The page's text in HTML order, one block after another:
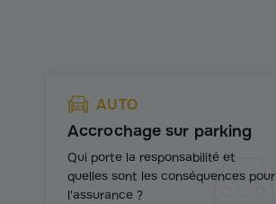
AUTO
Accrochage sur parking
Qui porte la responsabilité et
quelles sont les conséquences pour
l'assurance ?